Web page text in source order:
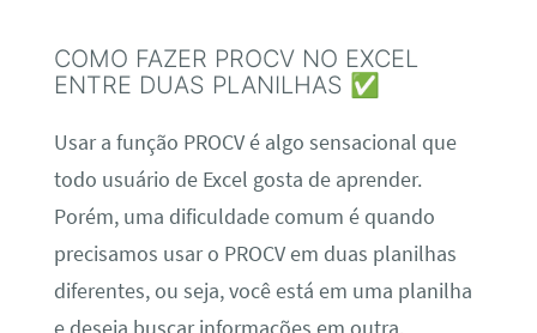
COMO FAZER PROCV NO EXCEL
ENTRE DUAS PLANILHAS ✅
Usar a função PROCV é algo sensacional que
todo usuário de Excel gosta de aprender.
Porém, uma dificuldade comum é quando
precisamos usar o PROCV em duas planilhas
diferentes, ou seja, você está em uma planilha